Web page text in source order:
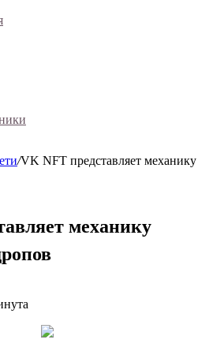
/VK NFT представляет механику
механику